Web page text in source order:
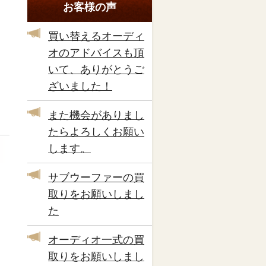
お客様の声
買い替えるオーディ
オのアドバイスも頂
いて、ありがとうご
ざいました！
また機会がありまし
たらよろしくお願い
します。
サブウーファーの買
取りをお願いしまし
た
オーディオ一式の買
取りをお願いしまし